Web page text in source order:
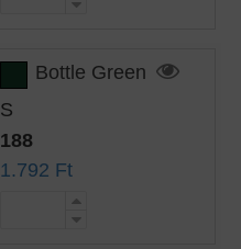
Bottle Green
S
188
1.792 Ft